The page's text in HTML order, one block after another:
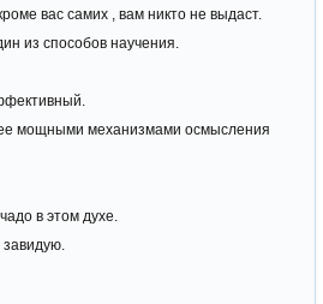
вас самих , вам никто не выдаст.
из способов научения.
мощными механизмами осмысления
в этом духе.
завидую.